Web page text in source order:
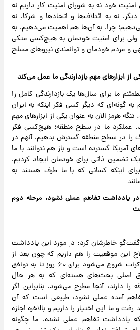
خود نه به شورای امنیت کار داریم نه
نه به ائتلاف‌ها و اتحادها و شرکا. نه
چرا، به آن‌ها هم اهمیت می‌دهیم، به
ولی برای امنیت خودمان به هیچ‌کسی متکی
و مردم خودمان و توانمندی نیروهای مسلح
از ابزارهای مهم بازدارندگی ما عمل می‌کند
ما برای سال‌ها یک بازدارندگی کامل را
به گونه‌ای که دیگر کسی فکر اینکه به ایران
هرمز الان به عنوان یکی از ابزارهای مهم
عملکرد ما در سطح منطقه؛ هیچ‌کسی فکر
را در سطح منطقه گسترش بدهیم، آنهم در
آمریکا گسترده است و باز هم نتوانند با ما
یک تضمین ذاتی برای خودمان ایجاد کردیم،
اینکه کسانی که با ما طرف هستند به
یادداشت تفاهم عملی نشود، مرحله دوم
گفت‌گو خاطرشان کرد: در مورد این یادداشت
این موقعیت را هم داریم که چون بعد از
این یادداشت تفاهم مذاکرات شروع می‌شود برای ۶۰ روز تا به توافق
اصلی بحث‌های هسته‌ای که به هر حال
را دارند، آنجا مطرح می‌شود. بنابراین اگر
آمده عملی نشود، طبیعی است که آن
و ما این اختیار را داریم و بالاخره اجازه
یادداشت تفاهم عملی نشده، ما چگونه